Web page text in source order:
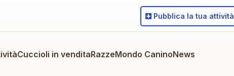
Cuccioli in venditaRazzeMondo CaninoNews
Pubblica la tua attività